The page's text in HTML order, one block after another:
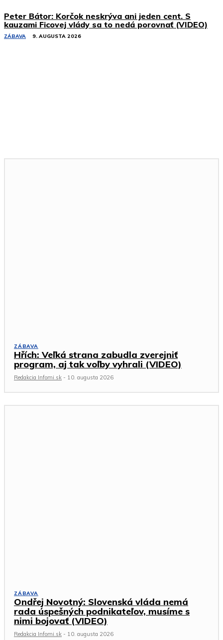
Peter Bátor: Korčok neskrýva ani jeden cent. S
kauzami Ficovej vlády sa to nedá porovnať (VIDEO)
ZÁBAVA 9. AUGUSTA 2026
ZÁBAVA
Hřích: Veľká strana zabudla zverejniť
program, aj tak voľby vyhrali (VIDEO)
Redakcia Infomi.sk - 10. augusta 2026
ZÁBAVA
Ondřej Novotný: Slovenská vláda nemá
rada úspešných podnikateľov, musíme s
nimi bojovať (VIDEO)
Redakcia Infomi.sk - 10. augusta 2026